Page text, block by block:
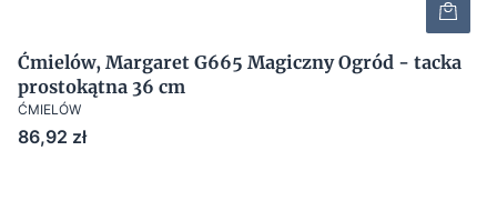
Ćmielów, Margaret G665 Magiczny Ogród - tacka
prostokątna 36 cm
ĆMIELÓW
Cena
86,92 zł